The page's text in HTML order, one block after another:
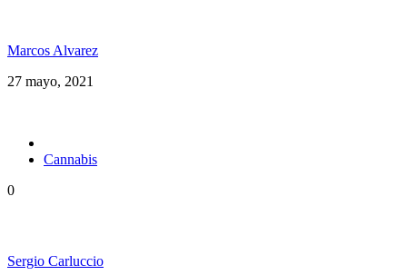
Marcos Alvarez
27 mayo, 2021
Cannabis
0
Sergio Carluccio